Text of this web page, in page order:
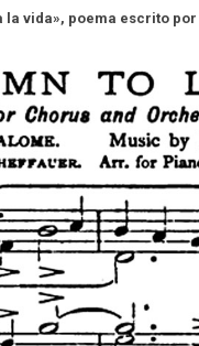
la vida», poema escrito